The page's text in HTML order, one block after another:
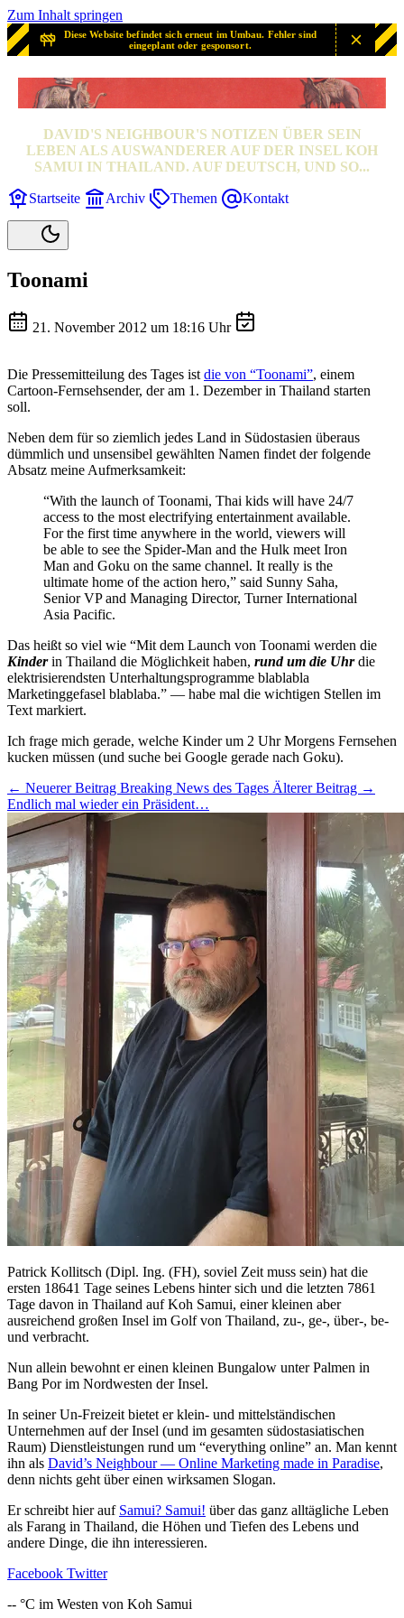
Zum Inhalt springen
Diese Website befindet sich erneut im Umbau. Fehler sind
eingeplant oder gesponsort.
SAMUI? SAMUI!
DAVID'S NEIGHBOUR'S NOTIZEN ÜBER SEIN
LEBEN ALS AUSWANDERER AUF DER INSEL KOH
SAMUI IN THAILAND. AUF DEUTSCH, UND SO...
Startseite Archiv Themen Kontakt
Toonami
21. November 2012 um 18:16 Uhr
Die Pressemitteilung des Tages ist die von “Toonami”, einem
Cartoon-Fernsehsender, der am 1. Dezember in Thailand starten
soll.
Neben dem für so ziemlich jedes Land in Südostasien überaus
dümmlich und unsensibel gewählten Namen findet der folgende
Absatz meine Aufmerksamkeit:
“With the launch of Toonami, Thai kids will have 24/7
access to the most electrifying entertainment available.
For the first time anywhere in the world, viewers will
be able to see the Spider-Man and the Hulk meet Iron
Man and Goku on the same channel. It really is the
ultimate home of the action hero,” said Sunny Saha,
Senior VP and Managing Director, Turner International
Asia Pacific.
Das heißt so viel wie “Mit dem Launch von Toonami werden die
Kinderin Thailand die Möglichkeit haben, rund um die Uhrdie
elektrisierendsten Unterhaltungsprogramme blablabla
Marketinggefasel blablaba.” — habe mal die wichtigen Stellen im
Text markiert.
Ich frage mich gerade, welche Kinder um 2 Uhr Morgens Fernsehen
kucken müssen (und suche bei Google gerade nach Goku).
← Neuerer Beitrag Breaking News des Tages Älterer Beitrag →
Endlich mal wieder ein Präsident…
Patrick Kollitsch (Dipl. Ing. (FH), soviel Zeit muss sein) hat die
ersten 18641 Tage seines Lebens hinter sich und die letzten 7861
Tage davon in Thailand auf Koh Samui, einer kleinen aber
ausreichend großen Insel im Golf von Thailand, zu-, ge-, über-, be-
und verbracht.
Nun allein bewohnt er einen kleinen Bungalow unter Palmen in
Bang Por im Nordwesten der Insel.
In seiner Un-Freizeit bietet er klein- und mittelständischen
Unternehmen auf der Insel (und im gesamten südostasiatischen
Raum) Dienstleistungen rund um “everything online” an. Man kennt
ihn als David’s Neighbour — Online Marketing made in Paradise,
denn nichts geht über einen wirksamen Slogan.
Er schreibt hier auf Samui? Samui! über das ganz alltägliche Leben
als Farang in Thailand, die Höhen und Tiefen des Lebens und
andere Dinge, die ihn interessieren.
Facebook Twitter
--